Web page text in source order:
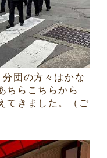
団の方々はかな
ちらこちらから
てきました。（ご